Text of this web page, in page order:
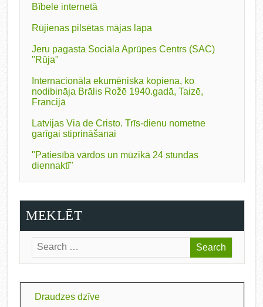
Bībele internetā
Rūjienas pilsētas mājas lapa
Jeru pagasta Sociāla Aprūpes Centrs (SAC)
"Rūja"
Internacionāla ekumēniska kopiena, ko
nodibināja Brālis Rožē 1940.gadā, Taizē,
Francijā
Latvijas Via de Cristo. Trīs-dienu nometne
garīgai stiprināšanai
"Patiesībā vārdos un mūzikā 24 stundas
diennaktī"
MEKLĒT
Draudzes dzīve